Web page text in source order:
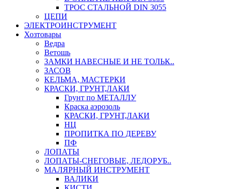
ТРОС СТАЛЬНОЙ DIN 3055
ЦЕПИ
ЭЛЕКТРОИНСТРУМЕНТ
Хозтовары
Ведра
Ветошь
ЗАМКИ НАВЕСНЫЕ И НЕ ТОЛЬК..
ЗАСОВ
КЕЛЬМА, МАСТЕРКИ
КРАСКИ, ГРУНТ,ЛАКИ
Грунт по МЕТАЛЛУ
Краска аэрозоль
КРАСКИ, ГРУНТ,ЛАКИ
НЦ
ПРОПИТКА ПО ДЕРЕВУ
ПФ
ЛОПАТЫ
ЛОПАТЫ-СНЕГОВЫЕ, ЛЕДОРУБ..
МАЛЯРНЫЙ ИНСТРУМЕНТ
ВАЛИКИ